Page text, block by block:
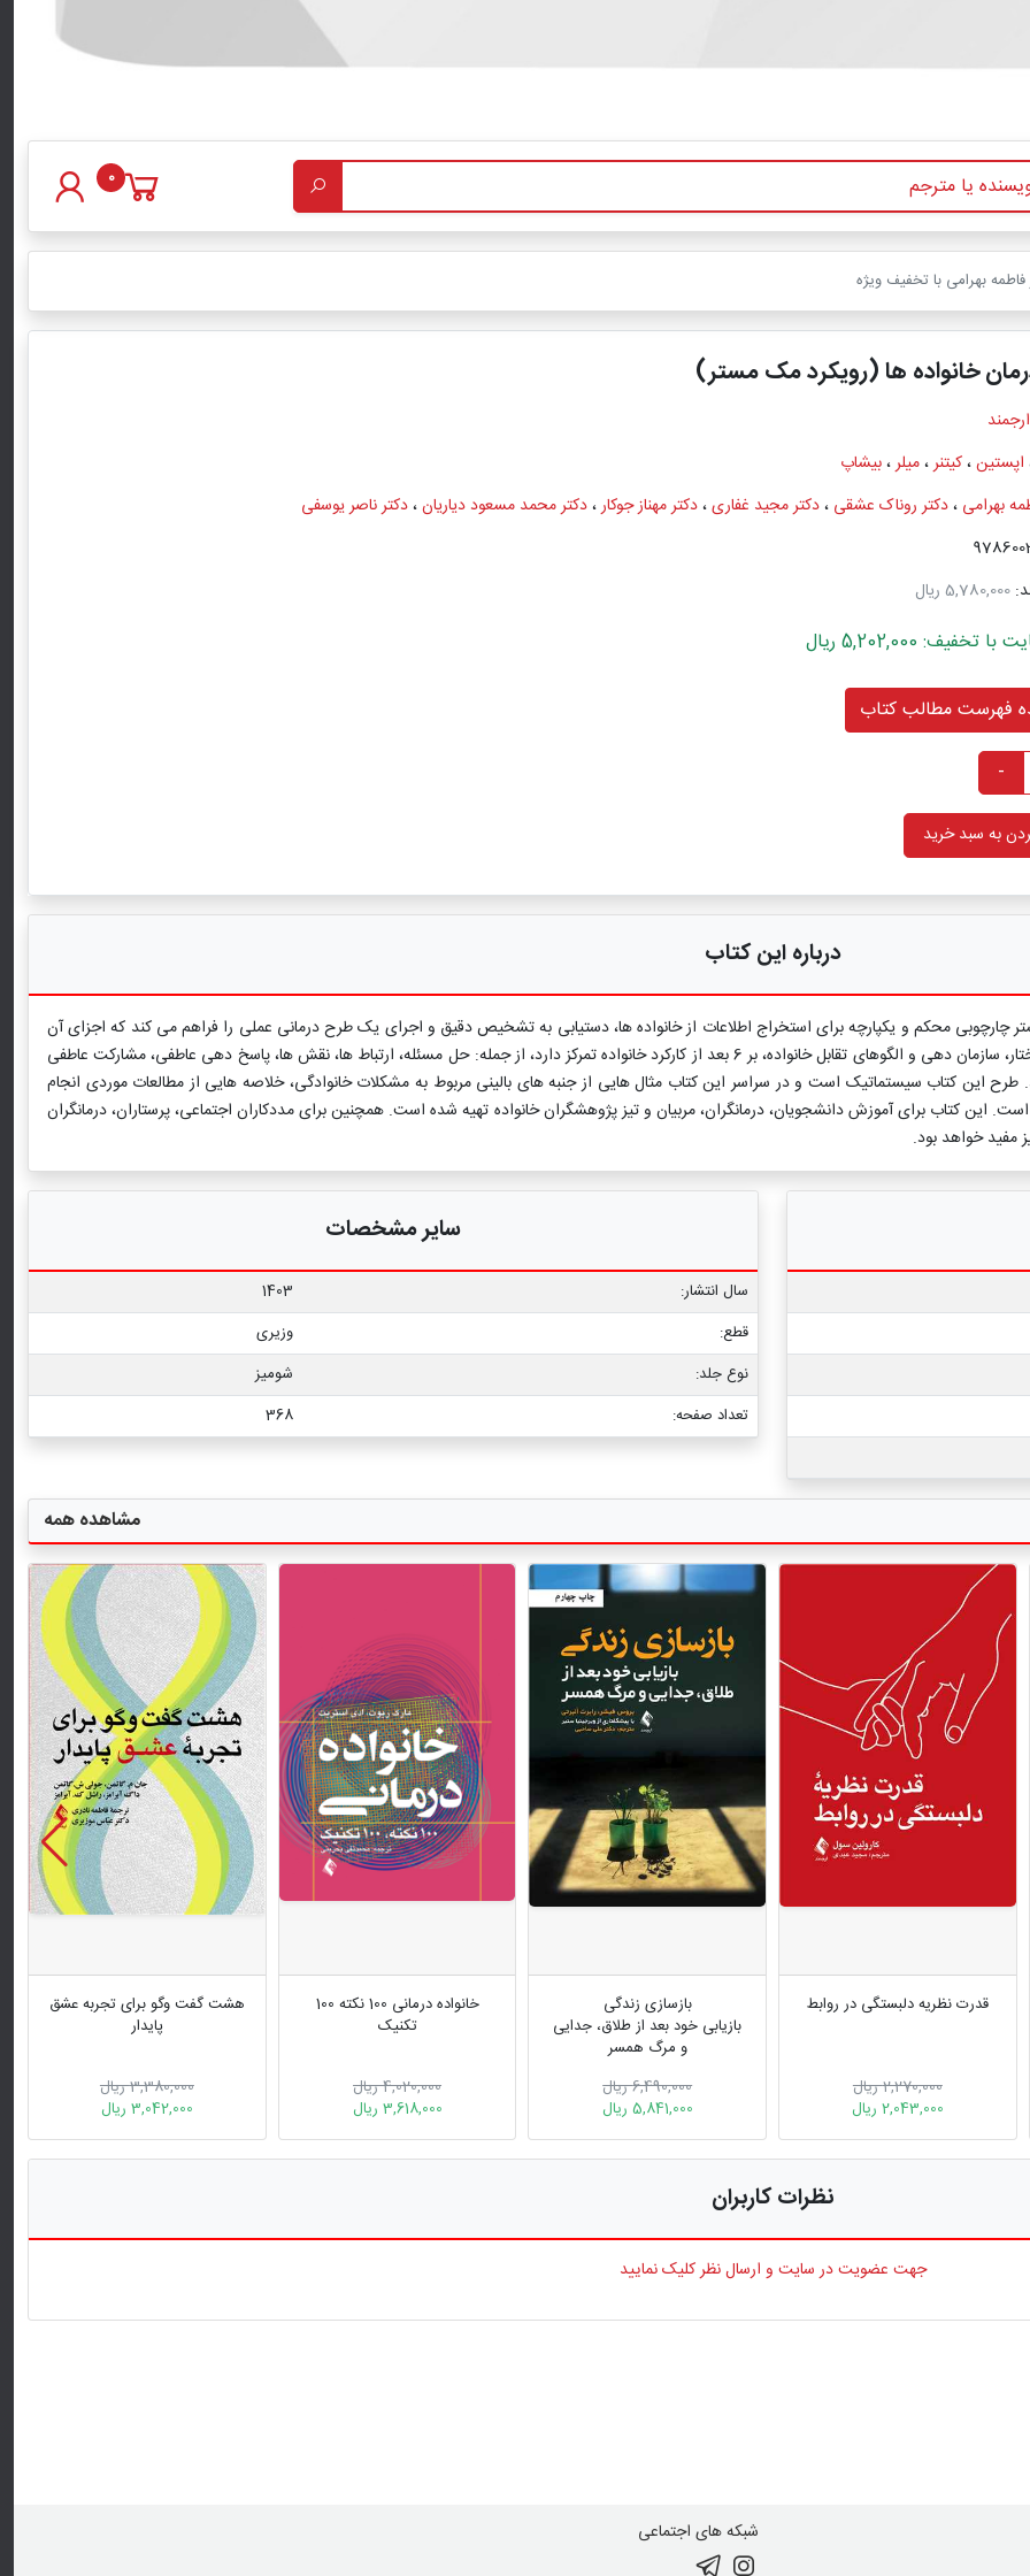
0
فاطمه بهرامی با تخفیف ویژه
خانواده ها (رویکرد مک مستر)
اپستین،کیتنر،میلر،بیشاپ
بهرامی ،دکتر روناک عشقی ،دکتر مجید غفاری،دکتر مهناز جوکار،دکتر محمد مسعود دیاریان،دکتر ناصر یوسفی
5,780,000 ریال
5,202,000 ریال
فهرست مطالب کتاب
-
به سبد خرید
درباره این کتاب
چارچوبی محکم و یکپارچه برای استخراج اطلاعات از خانواده ها، دستیابی به تشخیص دقیق و اجرای یک طرح درمانی عملی را فراهم می کند که اجزای آن
شامل ارزیابی، درمان و پژوهش در خانواده است. این رویکرد برای درک ساختار، سازمان دهی و الگوهای تقابل خانواده، بر 6 بعد از کارکرد خانواده تمرکز دارد، از جمله: حل مسئله، ارتباط ها، نقش ها، پاسخ دهی عاطفی، مشارکت عاطفی
طرح این کتاب سیستماتیک است و در سراسر این کتاب مثال هایی از جنبه های بالینی مربوط به مشکلات خانوادگی، خلاصه هایی از مطالعات موردی انجام
این کتاب برای آموزش دانشجویان، درمانگران، مربیان و تیز پژوهشگران خانواده تهیه شده است. همچنین برای مددکاران اجتماعی، پرستاران، درمانگران
مفید خواهد بود.
سایر مشخصات
سال انتشار:
1403
قطع:
وزیری
نوع جلد:
شومیز
تعداد صفحه:
368
مشاهده همه
قدرت نظریه دلبستگی در روابط
2,270,000 ریال
2,043,000 ریال
بازسازی زندگی
بازیابی خود بعد از طلاق، جدایی
و مرگ همسر
6,490,000 ریال
5,841,000 ریال
خانواده درمانی 100 نکته 100
تکنیک
4,020,000 ریال
3,618,000 ریال
هشت گفت وگو برای تجربه عشق
پایدار
3,380,000 ریال
3,042,000 ریال
نظرات کاربران
جهت عضویت در سایت و ارسال نظر کلیک نمایید
شبکه های اجتماعی